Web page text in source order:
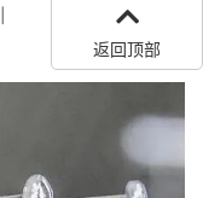
返回顶部